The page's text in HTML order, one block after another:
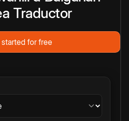
Traductor
for free